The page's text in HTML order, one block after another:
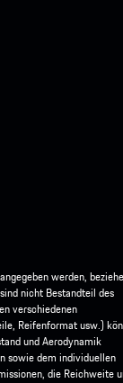
werden,
nicht Bestandteil des
verschiedenen
Reifenformat usw.)
und Aerodynamik
sowie dem individuellen
die Reichweite